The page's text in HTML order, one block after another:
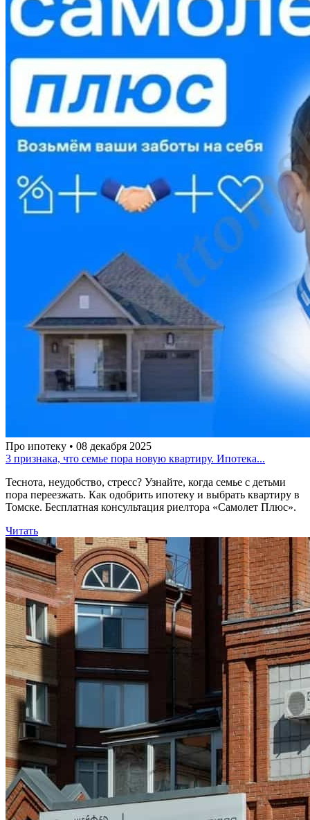
Про ипотеку • 08 декабря 2025
3 признака, что семье пора новую квартиру. Ипотека...
Теснота, неудобство, стресс? Узнайте, когда семье с детьми
пора переезжать. Как одобрить ипотеку и выбрать квартиру в
Томске. Бесплатная консультация риелтора «Самолет Плюс».
Читать